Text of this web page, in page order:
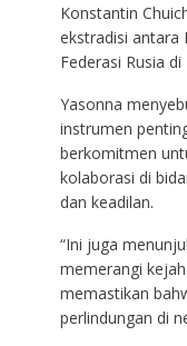
Konstantin
ekstradisi antara
Federasi Rusia
Yasonna
instrumen
berkomitmen
kolaborasi di
dan keadilan.
“Ini juga
memerangi
memastikan
perlindungan di